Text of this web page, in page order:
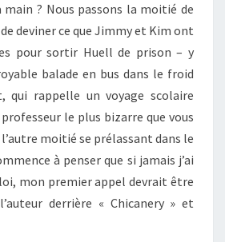
? Nous passons la moitié de
de deviner ce que Jimmy et Kim ont
pour sortir Huell de prison – y
balade en bus dans le froid
qui rappelle un voyage scolaire
le plus bizarre que vous
moitié se prélassant dans le
à penser que si jamais j’ai
mon premier appel devrait être
derrière « Chicanery » et